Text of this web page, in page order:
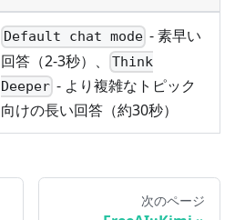
Default chat mode - 素早い
回答（2-3秒）、
Think
Deeper - より複雑なトピック
向けの長い回答（約30秒）
次のページ